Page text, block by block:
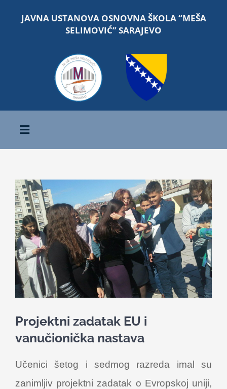
JAVNA USTANOVA OSNOVNA ŠKOLA “MEŠA
SELIMOVIĆ” SARAJEVO
Toggle
Navigation
O školi
Nastava
Učenici
Školske vijesti
Obavještenja
Vijeće roditelja
View
Larger
Image
Projektni zadatak EU i
vanučionička nastava
Učenici šetog i sedmog razreda imal su
zanimljiv projektni zadatak o Evropskoj uniji,